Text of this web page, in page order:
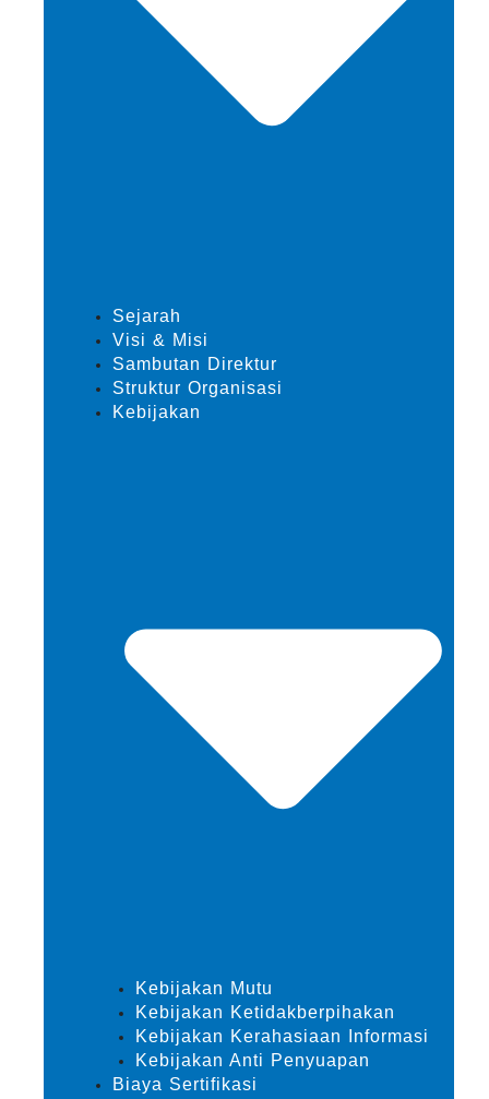
Sejarah
Visi & Misi
Sambutan Direktur
Struktur Organisasi
Kebijakan
Kebijakan Mutu
Kebijakan Ketidakberpihakan
Kebijakan Kerahasiaan Informasi
Kebijakan Anti Penyuapan
Biaya Sertifikasi